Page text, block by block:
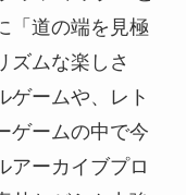
「道の端を見極
ズムな楽しさ
ゲームや、レト
ゲームの中で今
アーカイブプロ